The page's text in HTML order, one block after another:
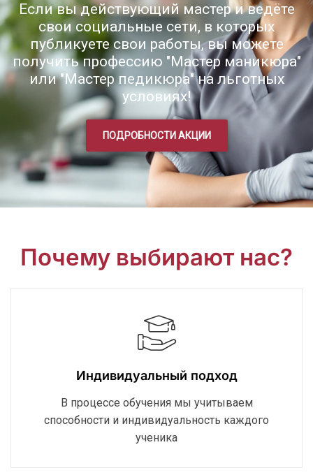
Если вы действующий мастер и ведёте
свои социальные сети, в которых
публикуете свои работы, вы можете
получить профессию "Мастер маникюра"
или "Мастер педикюра" на льготных
условиях!
ПОДРОБНОСТИ АКЦИИ
Почему выбирают нас?
Индивидуальный подход
В процессе обучения мы учитываем
способности и индивидуальность каждого
ученика